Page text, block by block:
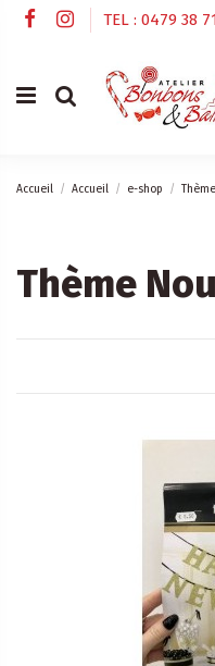
TEL : 0479 38
Accueil Accueil e-shop
Thème